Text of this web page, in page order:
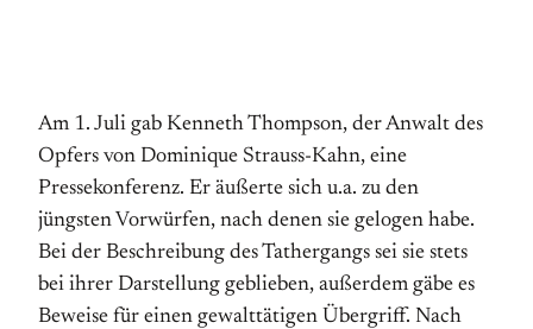
Am 1. Juli gab Kenneth Thompson, der Anwalt des
Opfers von Dominique Strauss-Kahn, eine
Pressekonferenz. Er äußerte sich u.a. zu den
jüngsten Vorwürfen, nach denen sie gelogen habe.
Bei der Beschreibung des Tathergangs sei sie stets
bei ihrer Darstellung geblieben, außerdem gäbe es
Beweise für einen gewalttätigen Übergriff. Nach